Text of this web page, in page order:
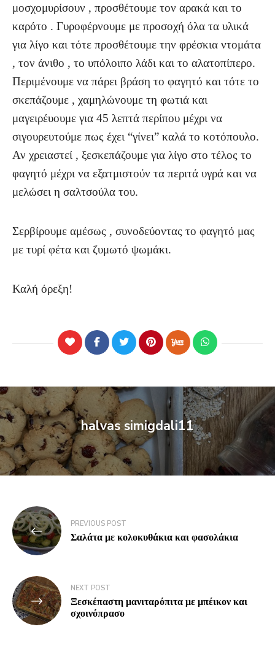
μοσχομυρίσουν , προσθέτουμε τον αρακά και το
καρότο . Γυροφέρνουμε με προσοχή όλα τα υλικά
για λίγο και τότε προσθέτουμε την φρέσκια ντομάτα
, τον άνιθο , το υπόλοιπο λάδι και το αλατοπίπερο.
Περιμένουμε να πάρει βράση το φαγητό και τότε το
σκεπάζουμε , χαμηλώνουμε τη φωτιά και
μαγειρέυουμε για 45 λεπτά περίπου μέχρι να
σιγουρευτούμε πως έχει “γίνει” καλά το κοτόπουλο.
Αν χρειαστεί , ξεσκεπάζουμε για λίγο στο τέλος το
φαγητό μέχρι να εξατμιστούν τα περιτά υγρά και να
μελώσει η σαλτσούλα του.
Σερβίρουμε αμέσως , συνοδεύοντας το φαγητό μας
με τυρί φέτα και ζυμωτό ψωμάκι.
Καλή όρεξη!
halvas simigdali11
PREVIOUS POST
Σαλάτα με κολοκυθάκια και φασολάκια
NEXT POST
Ξεσκέπαστη μανιταρόπιτα με μπέικον και
σχοινόπρασο